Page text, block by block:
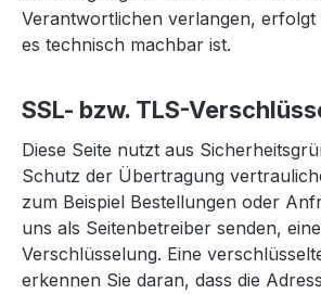
Verantwortlichen verlangen, erfolgt
es technisch machbar ist.
SSL- bzw. TLS-
Diese Seite nutzt aus
Schutz der Übertragung
zum Beispiel Bestellungen oder
uns als Seitenbetreiber senden,
Verschlüsselung. Eine
erkennen Sie daran, dass die